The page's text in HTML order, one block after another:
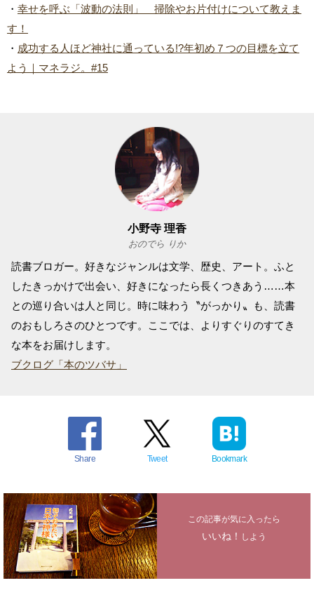
・ 幸せを呼ぶ「波動の法則」 掃除やお片付けについて教えま
す！
・ 成功する人ほど神社に通っている!?年初め７つの目標を立て
よう｜マネラジ。#15
小野寺 理香
おのでら りか
読書ブロガー。好きなジャンルは文学、歴史、アート。ふと
したきっかけで出会い、好きになったら長くつきあう……本
との巡り合いは人と同じ。時に味わう〝がっかり〟も、読書
のおもしろさのひとつです。ここでは、よりすぐりのすてき
な本をお届けします。
ブクログ「本のツバサ」
Share Tweet Bookmark
この記事が気に入ったら
いいね！ しよう